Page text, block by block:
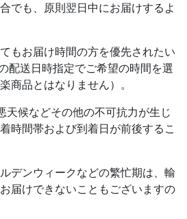
でも、原則翌日中にお届けするよ
もお届け時間の方を優先されたい
配送日時指定でご希望の時間を選
商品とはなりません）。
天候などその他の不可抗力が生じ
時間帯および到着日が前後するこ
デンウィークなどの繁忙期は、輸
届けできないこともございますの